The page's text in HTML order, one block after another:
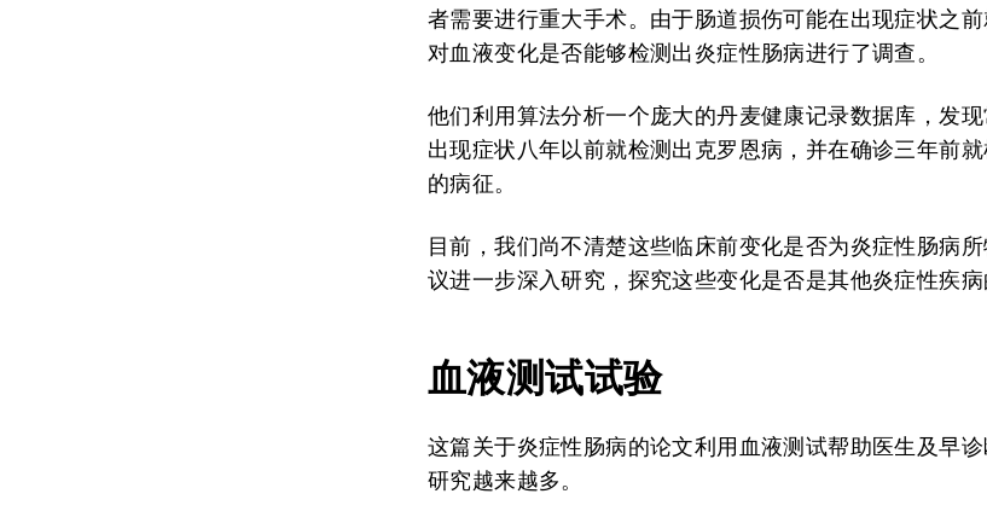
者需要进行重大手术。由于肠道损伤可能在出现症状之
对血液变化是否能够检测出炎症性肠病进行了调查。
他们利用算法分析一个庞大的丹麦健康记录数据库，发
出现症状八年以前就检测出克罗恩病，并在确诊三年前
的病征。
目前，我们尚不清楚这些临床前变化是否为炎症性肠病
议进一步深入研究，探究这些变化是否是其他炎症性疾病
血液测试试验
这篇关于炎症性肠病的论文利用血液测试帮助医生及早
研究越来越多。